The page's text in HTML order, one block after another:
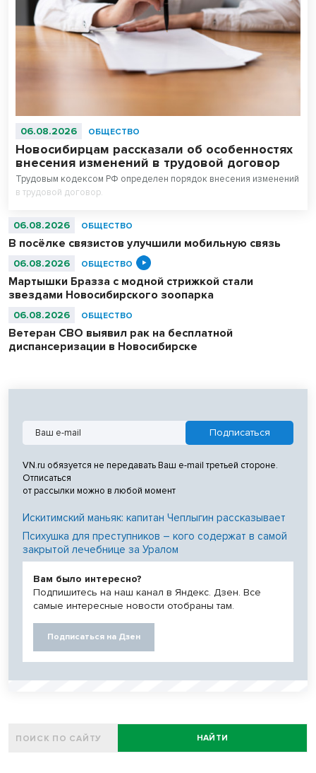
06.08.2026 ОБЩЕСТВО
Новосибирцам рассказали об особенностях
внесения изменений в трудовой договор
Трудовым кодексом РФ определен порядок внесения изменений
в трудовой договор.
06.08.2026 ОБЩЕСТВО
В посёлке связистов улучшили мобильную связь
06.08.2026 ОБЩЕСТВО
Мартышки Бразза с модной стрижкой стали
звездами Новосибирского зоопарка
06.08.2026 ОБЩЕСТВО
Ветеран СВО выявил рак на бесплатной
диспансеризации в Новосибирске
VN.ru обязуется не передавать Ваш e-mail третьей стороне.
Отписаться
от рассылки можно в любой момент
Искитимский маньяк: капитан Чеплыгин рассказывает
Психушка для преступников – кого содержат в самой
закрытой лечебнице за Уралом
Вам было интересно?
Подпишитесь на наш канал в Яндекс. Дзен. Все
самые интересные новости отобраны там.
Подписаться на Дзен
НАЙТИ